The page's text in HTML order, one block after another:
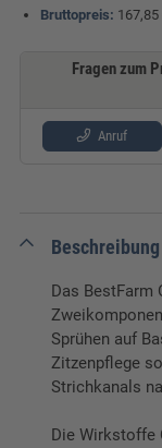
Bruttopreis: 167,85
Fragen zum
Anruf
Beschreibung
Das BestFarm
Sprühen auf
Zitzenpflege
Strichkanals
Die Wirkstoffe